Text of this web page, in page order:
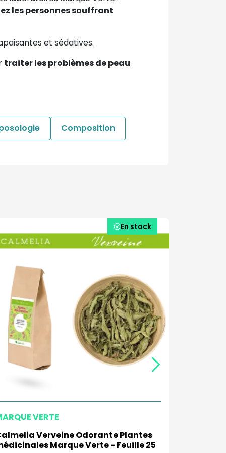
les personnes souffrant
et sédatives.
traiter les problèmes de peau
Composition
En stock
VERTE
Verveine Odorante Plantes
Marque Verte - Feuille 25